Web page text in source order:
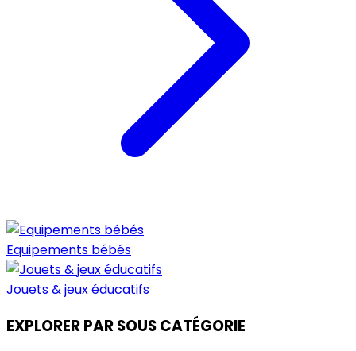
Equipements bébés
Jouets & jeux éducatifs
EXPLORER PAR SOUS CATÉGORIE